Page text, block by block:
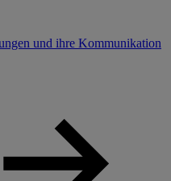
und ihre Kommunikation